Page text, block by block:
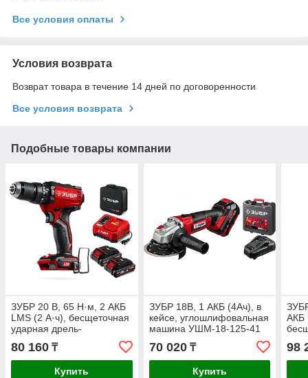
Все условия оплаты
Условия возврата
Возврат товара в течение 14 дней по договоренности
Все условия возврата
Подобные товары компании
ЗУБР 20 В, 65 Н·м, 2 АКБ
LMS (2 А·ч), бесщеточная
ударная дрель-
шуруповерт, сумка
(ДБУ-65-22)
80 160 ₸
Купить
ЗУБР 18В, 1 АКБ (4Ач), в
кейсе, углошлифовальная
машина УШМ-18-125-41
70 020₸
Купить
АКБ
98